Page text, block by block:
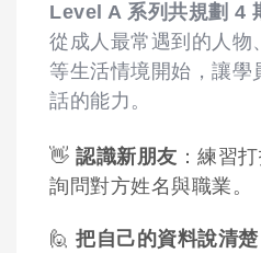
Level A 系列共規劃 4
從成人最常遇到的人物
等生活情境開始，讓學
話的能力。
👋 認識新朋友 ：練習
詢問對方姓名與職業。
🙋 把自己的資料說清楚